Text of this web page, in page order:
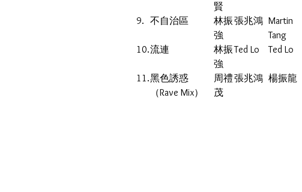
賢
9. 不自治區
林振
強
張兆鴻 Martin
Tang
10.流連
林振
強
Ted Lo Ted Lo
11.黑色誘惑
（Rave Mix）
周禮
茂
張兆鴻 楊振龍